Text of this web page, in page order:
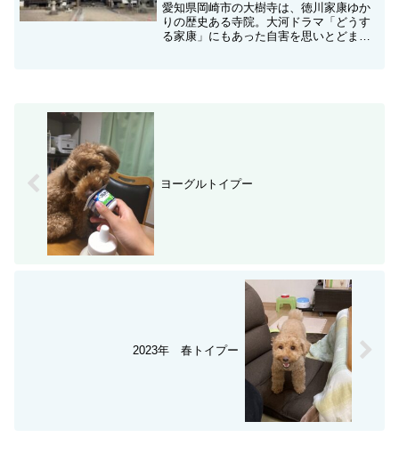
愛知県岡崎市の大樹寺は、徳川家康ゆか
りの歴史ある寺院。大河ドラマ「どうす
る家康」にもあった自害を思いとどまっ
ヨーグルトイプー
2023年 春トイプー